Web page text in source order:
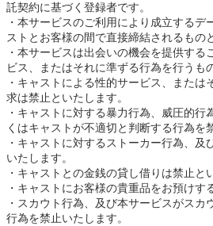
託契約に基づく登録者です。
本サービスのご利用により成立するデ
ストとお客様の間で直接締結されるもの
本サービスは出会いの機会を提供する
ビス、またはそれに準ずる行為を行うも
キャストによる性的サービス、または
求は禁止といたします。
キャストに対する暴力行為、威圧的行
くはキャストが不適切と判断する行為を
キャストに対するストーカー行為、及
いたします。
キャストとの金銭の貸し借りは禁止と
キャストにお客様の貴重品をお預けす
スカウト行為、及び本サービスがスカ
行為を禁止いたします。